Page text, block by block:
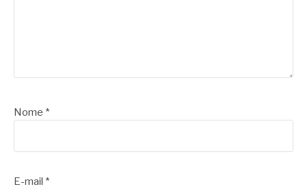
Nome *
E-mail *